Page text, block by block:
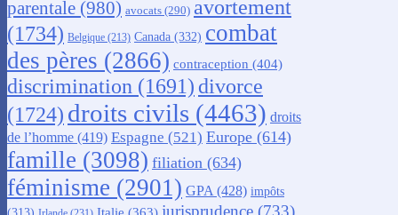
parentale (980) avocats (290) avortement
(1734) Belgique (213) Canada (332) combat
des pères (2866) contraception (404)
discrimination (1691) divorce
(1724) droits civils (4463) droits
de l’homme (419) Espagne (521) Europe (614)
famille (3098) filiation (634)
féminisme (2901) GPA (428) impôts
jurisprudence (733)